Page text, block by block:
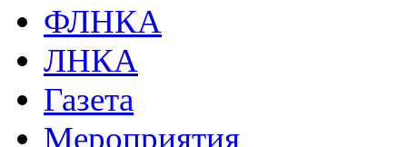
ФЛНКА
ЛНКА
Газета
Мероприятия